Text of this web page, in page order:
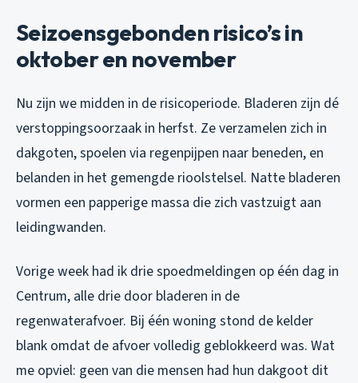
Seizoensgebonden risico’s in
oktober en november
Nu zijn we midden in de risicoperiode. Bladeren zijn dé
verstoppingsoorzaak in herfst. Ze verzamelen zich in
dakgoten, spoelen via regenpijpen naar beneden, en
belanden in het gemengde rioolstelsel. Natte bladeren
vormen een papperige massa die zich vastzuigt aan
leidingwanden.
Vorige week had ik drie spoedmeldingen op één dag in
Centrum, alle drie door bladeren in de
regenwaterafvoer. Bij één woning stond de kelder
blank omdat de afvoer volledig geblokkeerd was. Wat
me opviel: geen van die mensen had hun dakgoot dit